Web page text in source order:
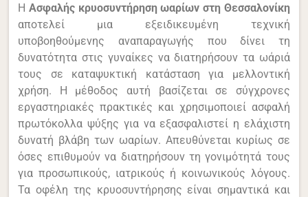
Η Ασφαλής κρυοσυντήρηση ωαρίων στη Θεσσαλονίκη
αποτελεί μια εξειδικευμένη τεχνική
υποβοηθούμενης αναπαραγωγής που δίνει τη
δυνατότητα στις γυναίκες να διατηρήσουν τα ωάριά
τους σε καταψυκτική κατάσταση για μελλοντική
χρήση. Η μέθοδος αυτή βασίζεται σε σύγχρονες
εργαστηριακές πρακτικές και χρησιμοποιεί ασφαλή
πρωτόκολλα ψύξης για να εξασφαλιστεί η ελάχιστη
δυνατή βλάβη των ωαρίων. Απευθύνεται κυρίως σε
όσες επιθυμούν να διατηρήσουν τη γονιμότητά τους
για προσωπικούς, ιατρικούς ή κοινωνικούς λόγους.
Τα οφέλη της κρυοσυντήρησης είναι σημαντικά και